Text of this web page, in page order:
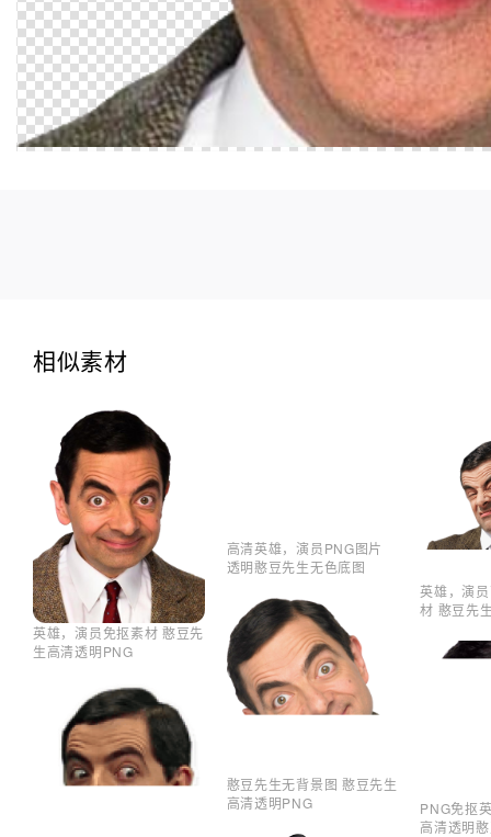
相似素材
英雄，演员免抠素材 憨豆先
生高清透明PNG
高清英雄，演员PNG图片
透明憨豆先生无色底图
憨豆先生无背景图 憨豆先生
高清透明PNG
英雄，演
材 憨豆先
PNG免抠
高清透明